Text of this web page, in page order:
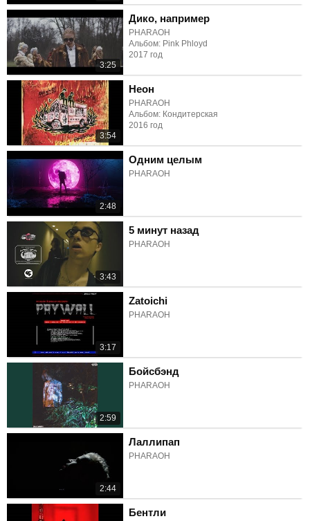
3:25
Дико, например
PHARAOH
Альбом: Pink Phloyd
2017 год
3:54
Неон
PHARAOH
Альбом: Кондитерская
2016 год
2:48
Одним целым
PHARAOH
3:43
5 минут назад
PHARAOH
3:17
Zatoichi
PHARAOH
2:59
Бойсбэнд
PHARAOH
2:44
Лаллипап
PHARAOH
Бентли